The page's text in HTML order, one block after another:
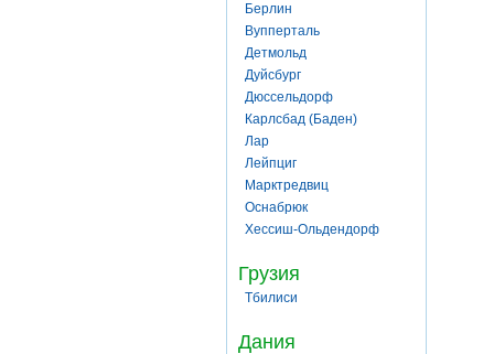
Берлин
Вупперталь
Детмольд
Дуйсбург
Дюссельдорф
Карлсбад (Баден)
Лар
Лейпциг
Марктредвиц
Оснабрюк
Хессиш-Ольдендорф
Грузия
Тбилиси
Дания